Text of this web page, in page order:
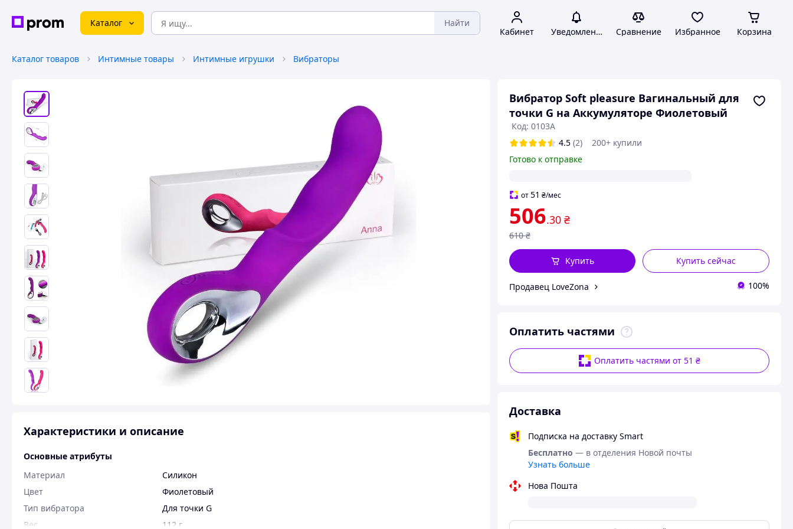
Каталог Найти
Кабинет Уведомления Сравнение Избранное Корзина
Каталог товаров Интимные товары Интимные игрушки Вибраторы
Вибратор Soft pleasure Вагинальный для
точки G на Аккумуляторе Фиолетовый
Код: 0103A
4.5 (2)
200+ купили
Готово к отправке
от51 ₴/мес
506.30 ₴
610 ₴
Купить сейчас
Купить
Продавец LoveZona 100%
Оплатить частями
Оплатить частями от 51 ₴
Доставка
Подписка на доставку Smart
Бесплатно — в отделения Новой почты
Узнать больше
Нова Пошта
Характеристики и описание
Основные атрибуты
Материал
Силикон
Цвет
Фиолетовый
Тип вибратора
Для точки G
Вес
112 г